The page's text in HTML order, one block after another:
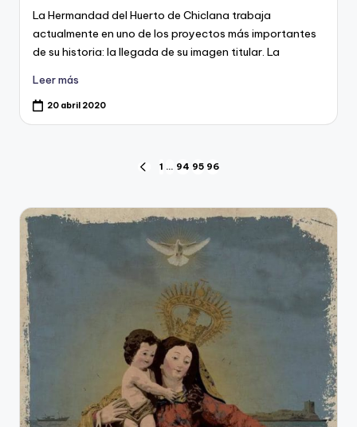
La Hermandad del Huerto de Chiclana trabaja
actualmente en uno de los proyectos más importantes
de su historia: la llegada de su imagen titular. La
Leer más
20 abril 2020
Navegación
de
entradas
PÁGINA
1 … 94 95 96